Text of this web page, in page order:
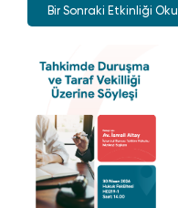
Bir Sonraki Etkinliği Oku